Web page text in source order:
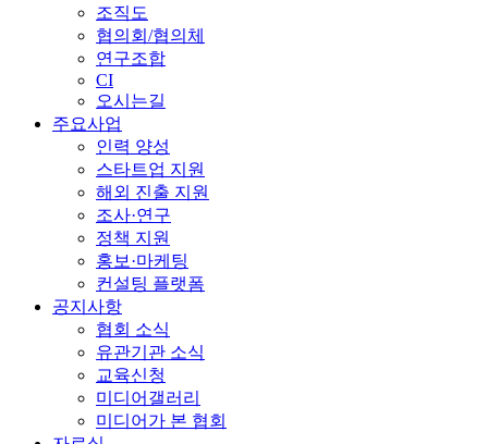
조직도
협의회/협의체
연구조합
CI
오시는길
주요사업
인력 양성
스타트업 지원
해외 진출 지원
조사·연구
정책 지원
홍보·마케팅
컨설팅 플랫폼
공지사항
협회 소식
유관기관 소식
교육신청
미디어갤러리
미디어가 본 협회